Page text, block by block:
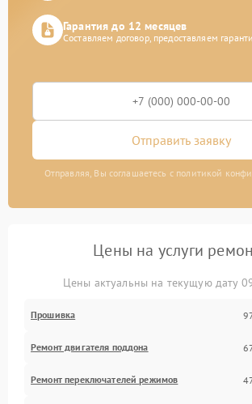
Гарантия до 12 месяцев
Составляем договор, предоставляем
Отправить заявку
Отправляя, Вы соглашаетесь с политикой
Цены на услуги
Цены актуальны на текущую дату
Прошивка
Ремонт двигателя поддона
Ремонт переключателей режимов